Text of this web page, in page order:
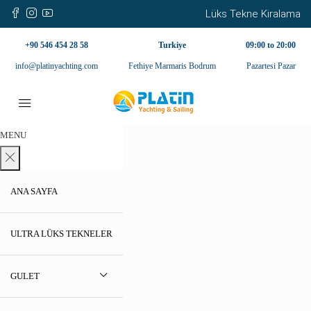
Lüks Tekne Kiralama
+90 546 454 28 58
info@platinyachting.com
Turkiye
Fethiye Marmaris Bodrum
09:00 to 20:00
Pazartesi Pazar
MENU
ANA SAYFA
ULTRA LÜKS TEKNELER
GULET